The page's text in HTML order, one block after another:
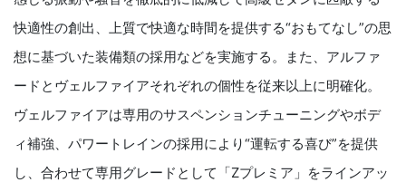
快適性の創出、上質で快適な時間を提供する“おもてなし”の思
想に基づいた装備類の採用などを実施する。また、アルファ
ードとヴェルファイアそれぞれの個性を従来以上に明確化。
ヴェルファイアは専用のサスペンションチューニングやボデ
ィ補強、パワートレインの採用により“運転する喜び”を提供
し、合わせて専用グレードとして「Zプレミア」をラインアッ